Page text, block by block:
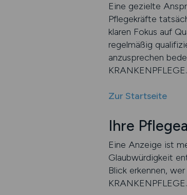
Eine gezielte
Pflegekräfte
klaren Fokus auf
regelmäßig
anzusprechen
Zur Startseite
Ihre
Eine Anzeige ist
Glaubwürdigkeit
Blick erkennen,